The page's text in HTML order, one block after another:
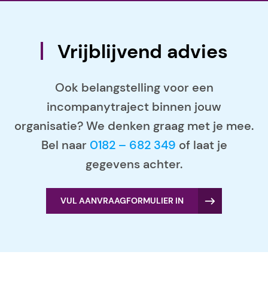
Vrijblijvend advies
Ook belangstelling voor een
incompanytraject binnen jouw
organisatie? We denken graag met je mee.
Bel naar 0182 – 682 349 of laat je
gegevens achter.
VUL AANVRAAGFORMULIER IN